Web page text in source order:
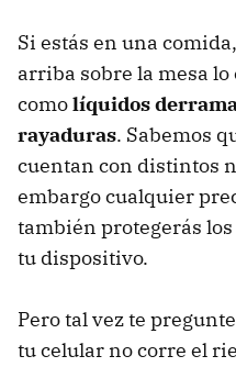
Si estás en una
arriba sobre la mesa
comolíquidos
rayaduras. Sabemos
cuentan con distintos
embargo cualquier
también protegerás
tu dispositivo.
Pero tal vez te
tu celular no corre el